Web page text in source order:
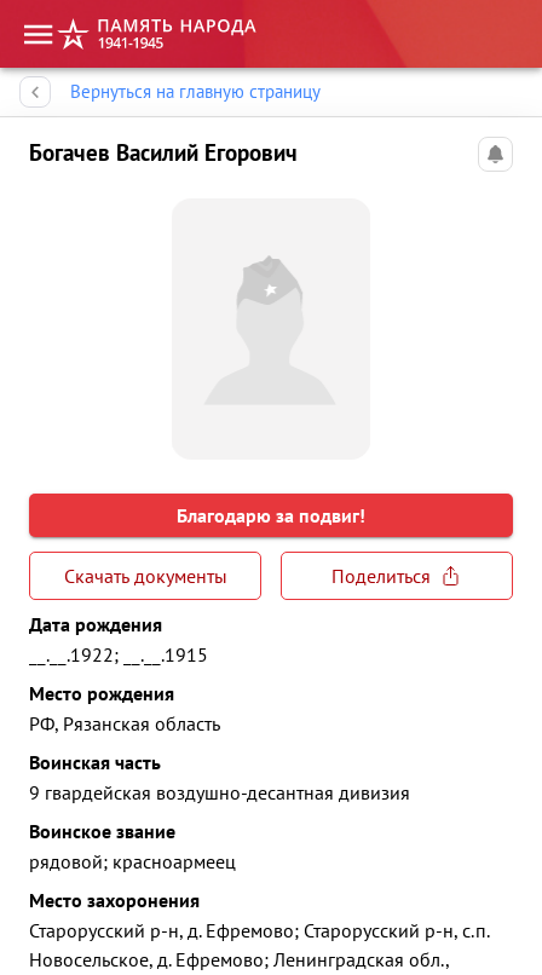
Вернуться на главную страницу
Богачев Василий Егорович
Благодарю за подвиг!
Скачать документы
Поделиться
Дата рождения
__.__.1922; __.__.1915
Место рождения
РФ, Рязанская область
Воинская часть
9 гвардейская воздушно-десантная дивизия
Воинское звание
рядовой; красноармеец
Место захоронения
Старорусский р-н, д. Ефремово; Старорусский р-н, с.п.
Новосельское, д. Ефремово; Ленинградская обл.,
Память народа